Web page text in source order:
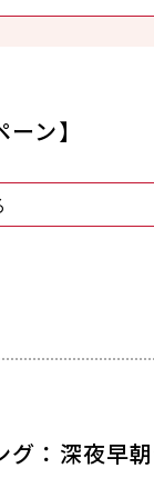
ン】
グ：深夜早